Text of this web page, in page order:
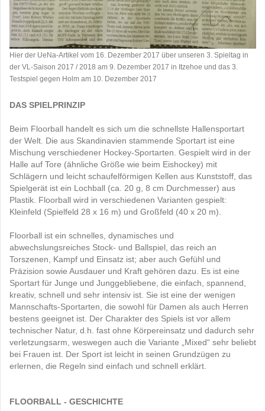
Hier der UeNa-Artikel vom 16. Dezember 2017 über unseren 3. Spieltag in
der VL-Saison 2017 / 2018 am 9. Dezember 2017 in Itzehoe und das 3.
Testspiel gegen Holm am 10. Dezember 2017
DAS SPIELPRINZIP
Beim Floorball handelt es sich um die schnellste Hallensportart
der Welt. Die aus Skandinavien stammende Sportart ist eine
Mischung verschiedener Hockey-Sportarten. Gespielt wird in der
Halle auf Tore (ähnliche Größe wie beim Eishockey) mit
Schlägern und leicht schaufelförmigen Kellen aus Kunststoff, das
Spielgerät ist ein Lochball (ca. 20 g, 8 cm Durchmesser) aus
Plastik. Floorball wird in verschiedenen Varianten gespielt:
Kleinfeld (Spielfeld 28 x 16 m) und Großfeld (40 x 20 m).
Floorball ist ein schnelles, dynamisches und
abwechslungsreiches Stock- und Ballspiel, das reich an
Torszenen, Kampf und Einsatz ist; aber auch Gefühl und
Präzision sowie Ausdauer und Kraft gehören dazu. Es ist eine
Sportart für Junge und Junggebliebene, die einfach, spannend,
kreativ, schnell und sehr intensiv ist. Sie ist eine der wenigen
Mannschafts-Sportarten, die sowohl für Damen als auch Herren
bestens geeignet ist. Der Charakter des Spiels ist vor allem
technischer Natur, d.h. fast ohne Körpereinsatz und dadurch sehr
verletzungsarm, weswegen auch die Variante „Mixed“ sehr beliebt
bei Frauen ist. Der Sport ist leicht in seinen Grundzügen zu
erlernen, die Regeln sind einfach und schnell erklärt.
FLOORBALL - GESCHICHTE